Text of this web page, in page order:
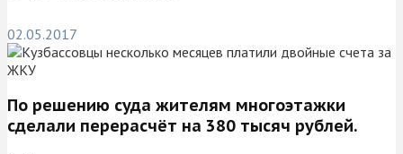
02.05.2017
По решению суда жителям многоэтажки
сделали перерасчёт на 380 тысяч рублей.